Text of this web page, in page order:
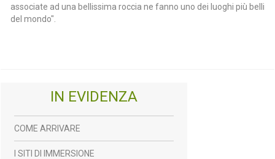
associate ad una bellissima roccia ne fanno uno dei luoghi più belli
del mondo".
IN EVIDENZA
COME ARRIVARE
I SITI DI IMMERSIONE